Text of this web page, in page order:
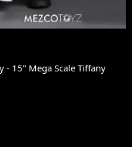
- 15" Mega Scale Tiffany